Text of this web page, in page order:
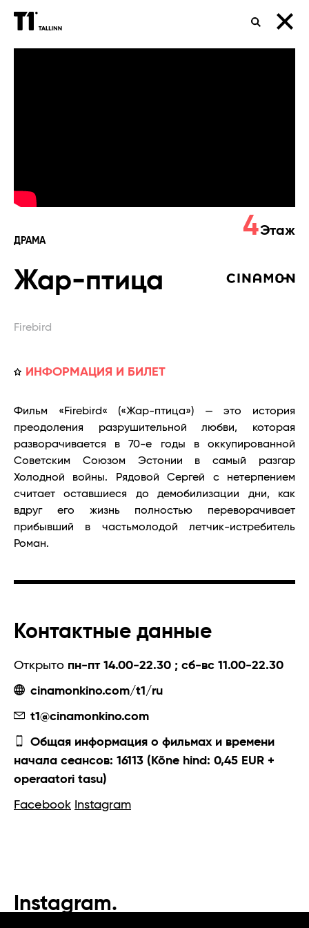
ПОИСК
ДРАМА
Жар-птица
Firebird
ИНФОРМАЦИЯ И БИЛЕТ
4Этаж
Фильм «Firebird« («Жар-птица») — это история
преодоления разрушительной любви, которая
разворачивается в 70-е годы в оккупированной
Советским Союзом Эстонии в самый разгар
Холодной войны. Рядовой Сергей с нетерпением
считает оставшиеся до демобилизации дни, как
вдруг его жизнь полностью переворачивает
прибывший в частьмолодой летчик-истребитель
Роман.
Контактные данные
Открыто пн-пт 14.00-22.30 ; сб-вс 11.00-22.30
cinamonkino.com/t1/ru
t1@cinamonkino.com
Общая информация о фильмах и времени
начала сеансов: 16113 (Kõne hind: 0,45 EUR +
operaatori tasu)
Facebook Instagram
Instagram.